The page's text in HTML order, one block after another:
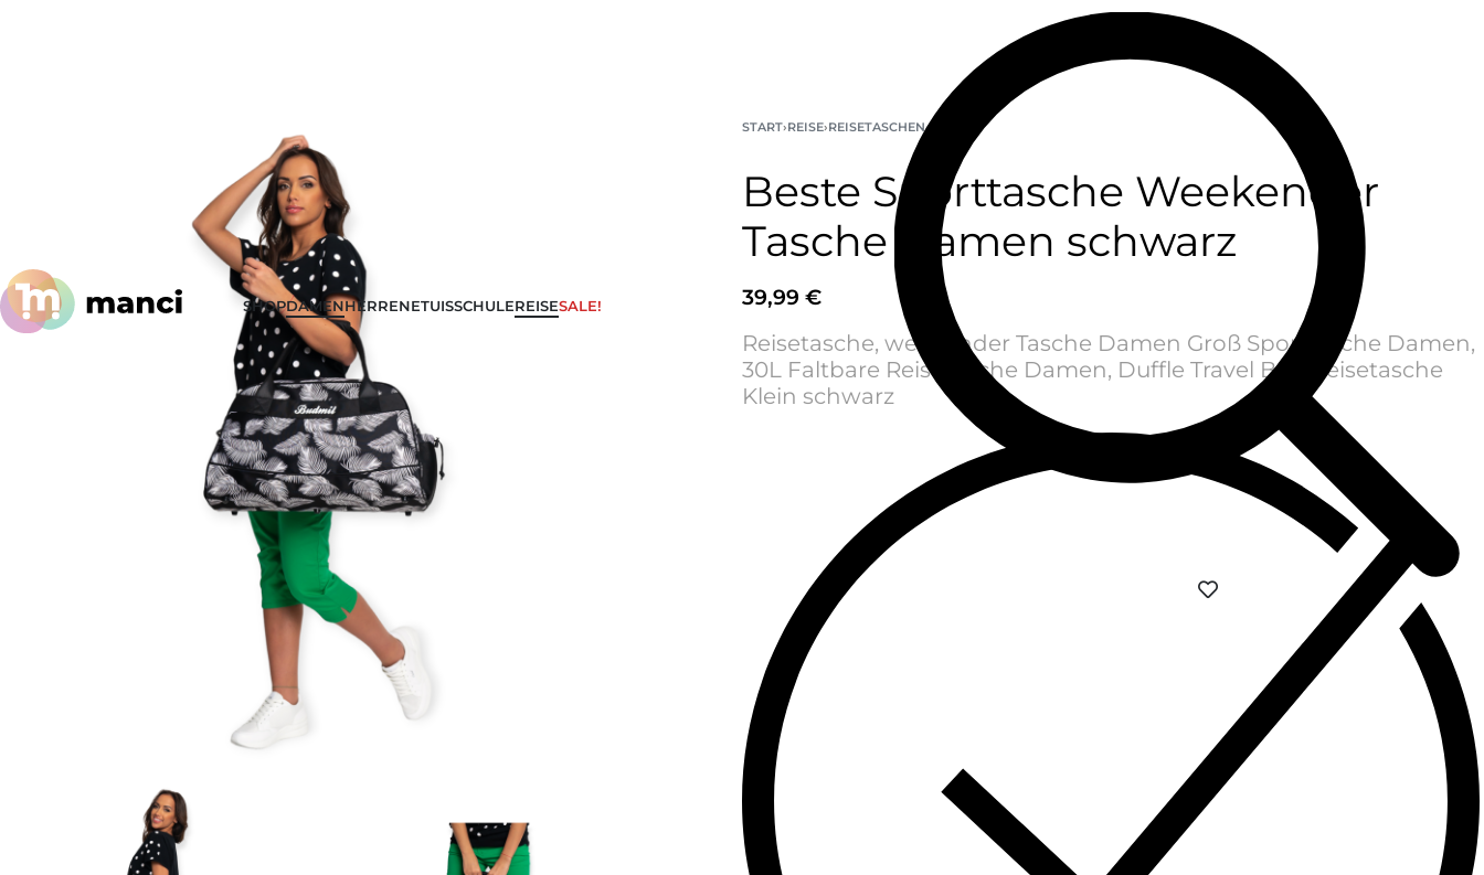
SHOPDAMENHERRENETUISSCHULEREISESALE!
START›REISE›REISETASCHEN
Beste Sporttasche Weekender
Tasche Damen schwarz
39,99 €
Reisetasche, weekender Tasche Damen Groß Sporttasche Damen,
30L Faltbare Reisetasche Damen, Duffle Travel Bag Reisetasche
Klein schwarz